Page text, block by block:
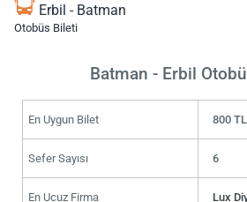
Erbil - Batman
Otobüs Bileti
Batman - Erbil
En Uygun Bilet 800 TL
Sefer Sayısı 6
En Ucuz Firma Lux